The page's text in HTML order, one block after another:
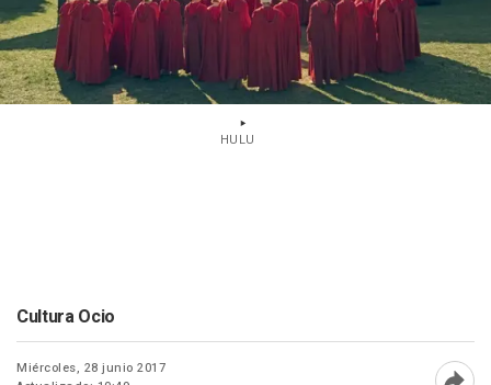
HULU
Cultura Ocio
Miércoles, 28 junio 2017